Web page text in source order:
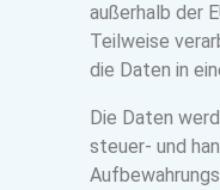
außerhalb der
Teilweise
die Daten in
Die Daten
steuer- und